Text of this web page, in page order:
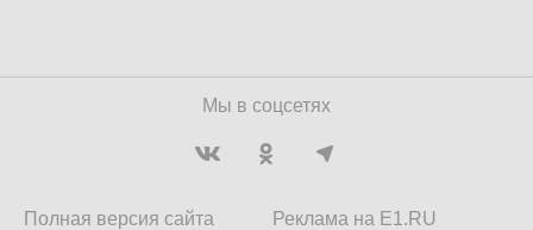
Мы в соцсетях
Полная версия сайта
Реклама на E1.RU